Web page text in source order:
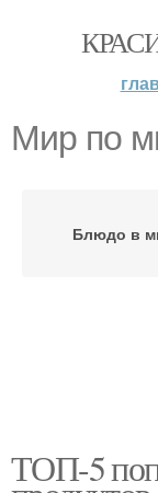
Мир по
Блюдо в
ТОП-5